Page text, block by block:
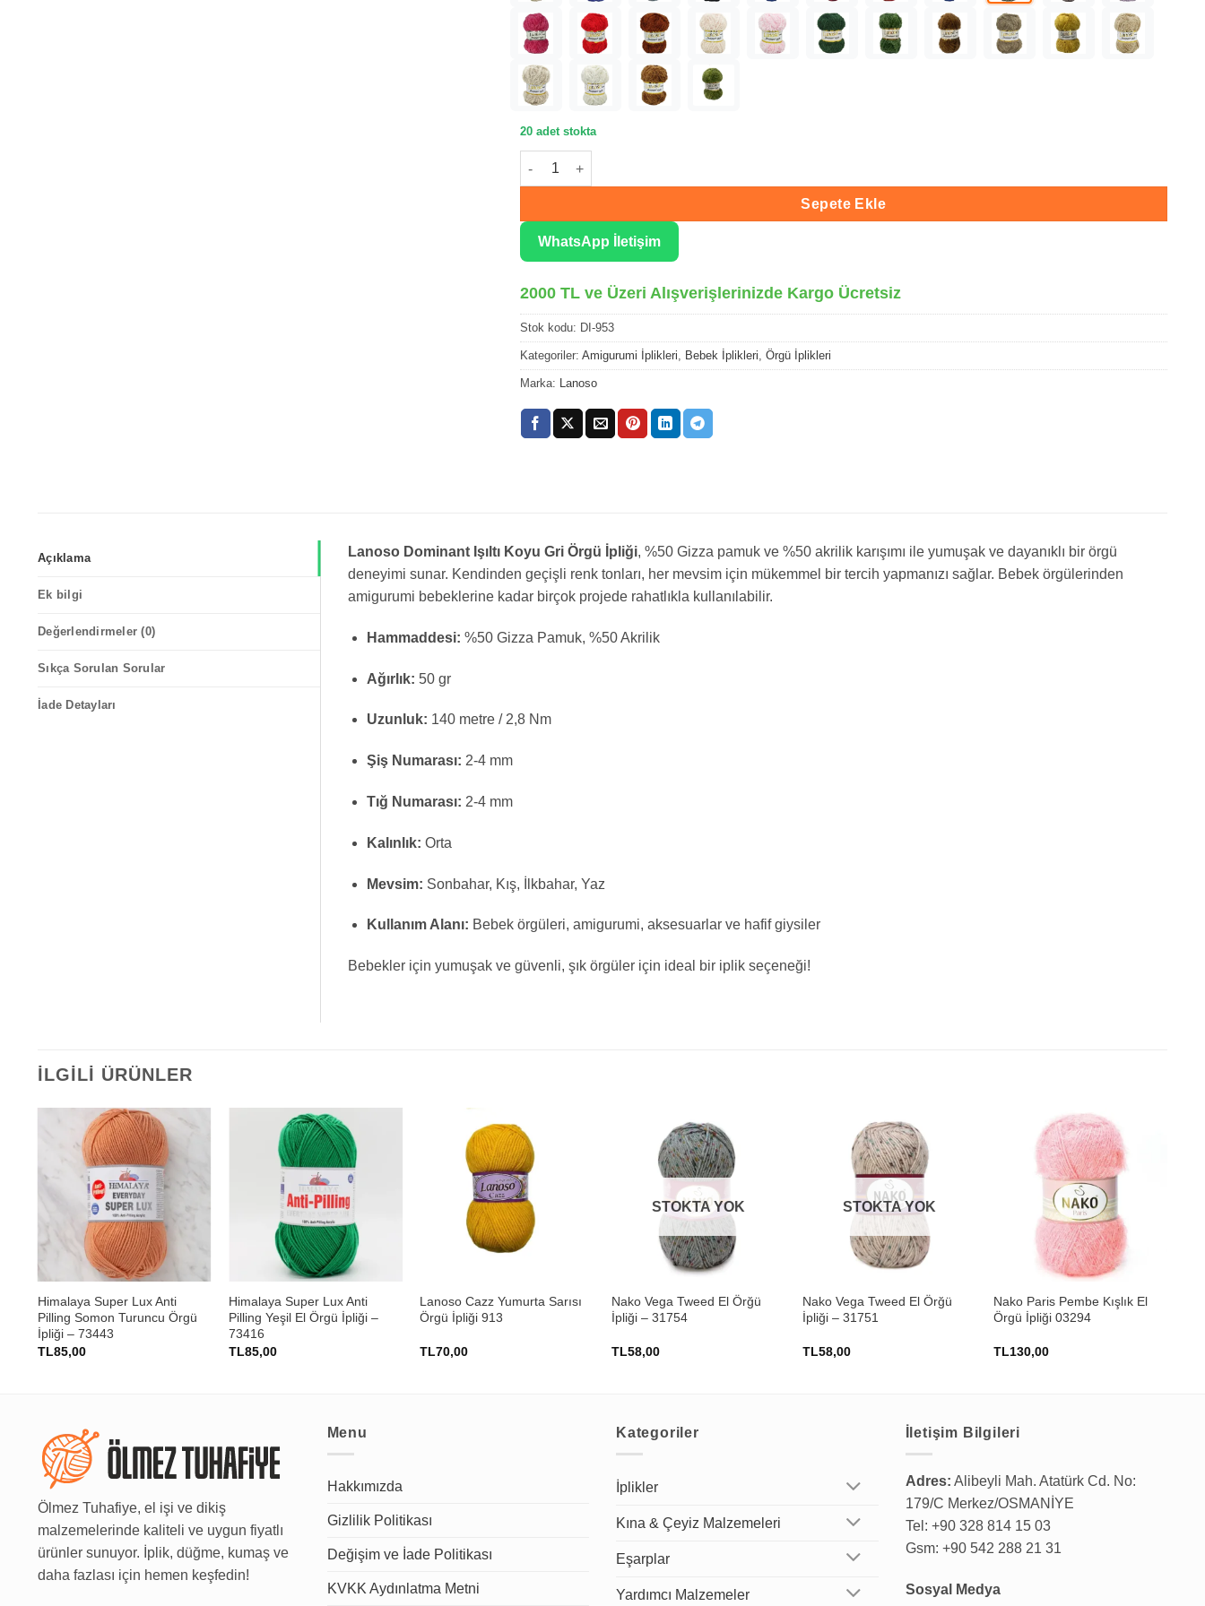
20 adet stokta
Lanoso Dominant Işıltı Koyu Gri Örgü İpliği 953 adet
Sepete Ekle
WhatsApp İletişim
2000 TL ve Üzeri Alışverişlerinizde Kargo Ücretsiz
Stok kodu: DI-953
Kategoriler: Amigurumi İplikleri, Bebek İplikleri, Örgü İplikleri
Marka: Lanoso
Açıklama
Ek bilgi
Değerlendirmeler (0)
Sıkça Sorulan Sorular
İade Detayları
Lanoso Dominant Işıltı Koyu Gri Örgü İpliği, %50 Gizza pamuk ve %50 akrilik karışımı ile yumuşak ve dayanıklı bir örgü
deneyimi sunar. Kendinden geçişli renk tonları, her mevsim için mükemmel bir tercih yapmanızı sağlar. Bebek örgülerinden
amigurumi bebeklerine kadar birçok projede rahatlıkla kullanılabilir.
Hammaddesi: %50 Gizza Pamuk, %50 Akrilik
Ağırlık: 50 gr
Uzunluk: 140 metre / 2,8 Nm
Şiş Numarası: 2-4 mm
Tığ Numarası: 2-4 mm
Kalınlık: Orta
Mevsim: Sonbahar, Kış, İlkbahar, Yaz
Kullanım Alanı: Bebek örgüleri, amigurumi, aksesuarlar ve hafif giysiler
Bebekler için yumuşak ve güvenli, şık örgüler için ideal bir iplik seçeneği!
İLGILI ÜRÜNLER
Himalaya Super Lux Anti
Pilling Somon Turuncu Örgü
İpliği – 73443
TL85,00
Himalaya Super Lux Anti
Pilling Yeşil El Örgü İpliği –
73416
TL85,00
Lanoso Cazz Yumurta Sarısı
Örgü İpliği 913
TL70,00
STOKTA YOK
Nako Vega Tweed El Örğü
İpliği – 31754
TL58,00
STOKTA YOK
Nako Vega Tweed El Örğü
İpliği – 31751
TL58,00
Nako Paris Pembe Kışlık El
Örgü İpliği 03294
TL130,00
Ölmez Tuhafiye, el işi ve dikiş
malzemelerinde kaliteli ve uygun fiyatlı
ürünler sunuyor. İplik, düğme, kumaş ve
daha fazlası için hemen keşfedin!
Menu
Hakkımızda
Gizlilik Politikası
Değişim ve İade Politikası
KVKK Aydınlatma Metni
Kategoriler
İplikler
Kına & Çeyiz Malzemeleri
Eşarplar
Yardımcı Malzemeler
İletişim Bilgileri
Adres: Alibeyli Mah. Atatürk Cd. No:
179/C Merkez/OSMANİYE
Tel: +90 328 814 15 03
Gsm: +90 542 288 21 31
Sosyal Medya